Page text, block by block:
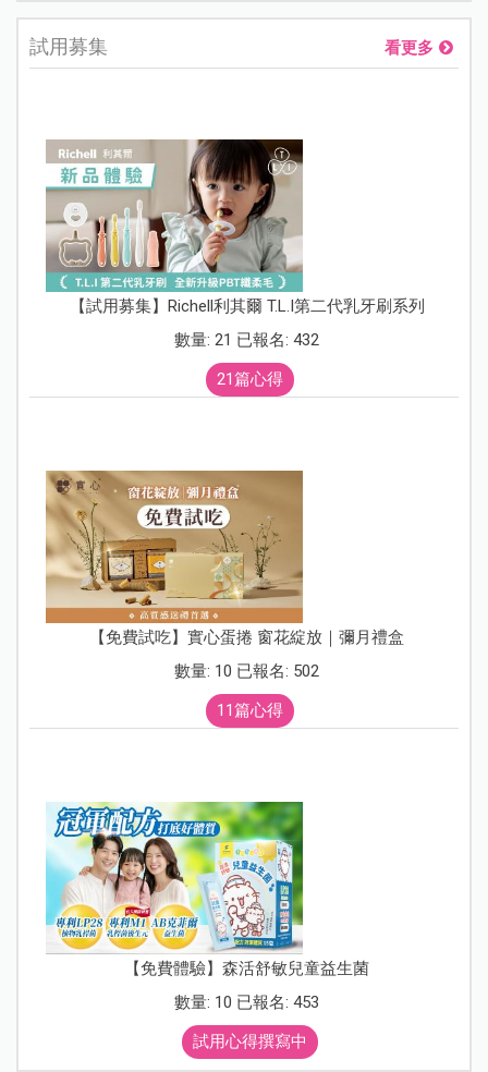
試用募集 看更多
【試用募集】Richell利其爾 T.L.I第二代乳牙刷系列
數量: 21 已報名: 432
21篇心得
【免費試吃】實心蛋捲 窗花綻放｜彌月禮盒
數量: 10 已報名: 502
11篇心得
【免費體驗】森活舒敏兒童益生菌
數量: 10 已報名: 453
試用心得撰寫中